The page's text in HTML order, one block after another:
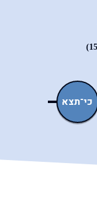
כי־תצא